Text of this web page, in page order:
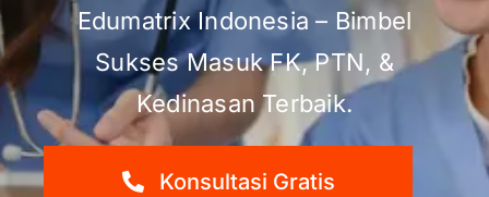
Edumatrix Indonesia – Bimbel
Sukses Masuk FK, PTN, &
Kedinasan Terbaik.
Konsultasi Gratis